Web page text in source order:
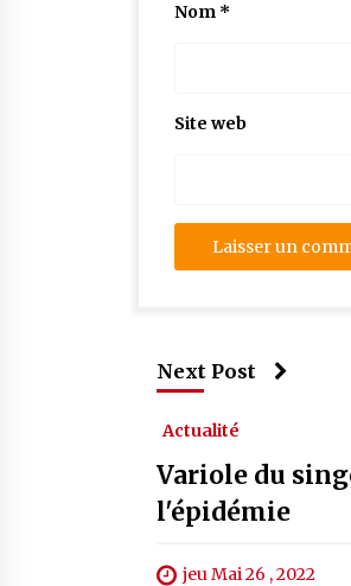
Nom *
Site web
Next Post
Actualité
Variole du
l'épidémie
jeu Mai 26 , 2022